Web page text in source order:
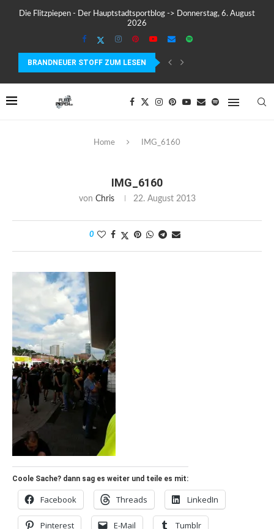
Die Flitzpiepen - Der Hauptstadtsportblog -> Donnerstag, 6. August
2026
BRANDNEUER STOFF ZUM LESEN
MEIN ERSTER MARATHON: 42,195 KILOMETER PURE VERRÜCKTHEIT,
Home IMG_6160
IMG_6160
von Chris 22. August 2013
0
Coole Sache? dann sag es weiter und teile es mit:
Facebook Threads LinkedIn
Pinterest E-Mail Tumblr